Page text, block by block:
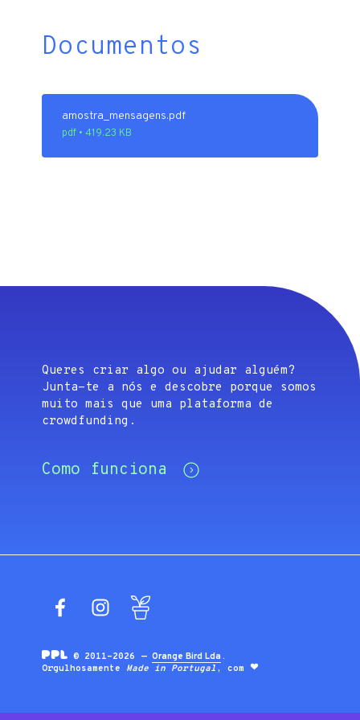
Documentos
amostra_mensagens.pdf
pdf • 419.23 KB
Queres criar algo ou ajudar alguém?
Junta-te a nós e descobre porque somos
muito mais que uma plataforma de
crowdfunding.
Como funciona
FacebookInstagram
© 2011-2026 —Orange Bird Lda .
Orgulhosamente Made in Portugal , com